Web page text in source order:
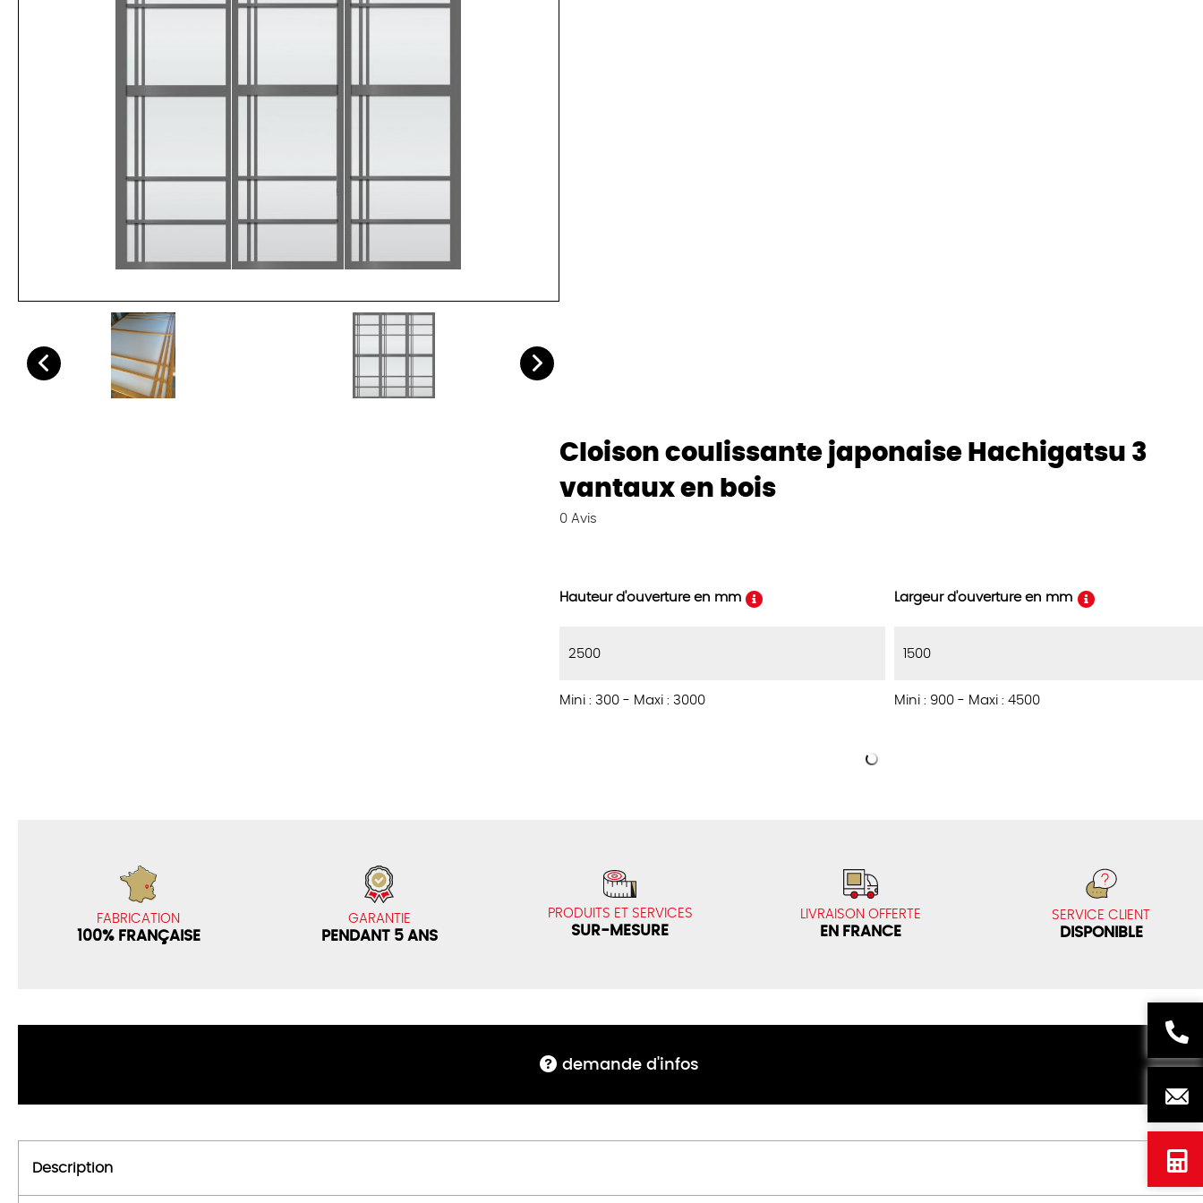
Cloison coulissante japonaise Hachigatsu 3
vantaux en bois
0Avis
Hauteur d'ouverture en mm
Mini : 300 - Maxi : 3000
Largeur d'ouverture en mm
Mini : 900- Maxi : 4500
FABRICATION
100% FRANÇAISE
GARANTIE
PENDANT 5 ANS
PRODUITS ET SERVICES
SUR-MESURE
LIVRAISON OFFERTE
EN FRANCE
SERVICE CLIENT
DISPONIBLE
demande d'infos
Description
d'aide
? 09
74
98
Nous
écrire
Devis